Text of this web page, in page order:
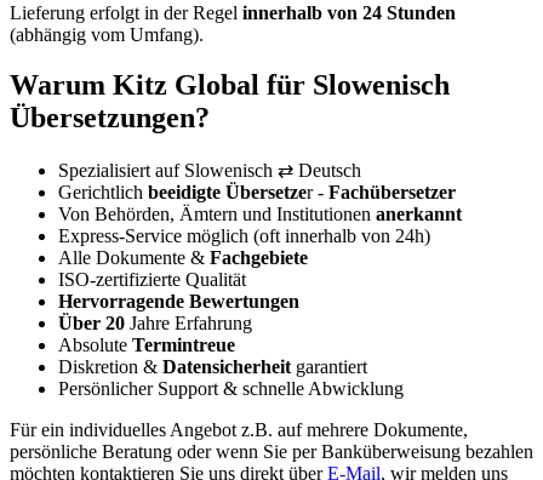
Lieferung erfolgt in der Regel innerhalb von 24 Stunden
(abhängig vom Umfang).
Warum Kitz Global für Slowenisch
Übersetzungen?
Spezialisiert auf Slowenisch ⇄ Deutsch
Gerichtlich beeidigte Übersetzer - Fachübersetzer
Von Behörden, Ämtern und Institutionen anerkannt
Express-Service möglich (oft innerhalb von 24h)
Alle Dokumente & Fachgebiete
ISO-zertifizierte Qualität
Hervorragende Bewertungen
Über 20 Jahre Erfahrung
Absolute Termintreue
Diskretion & Datensicherheit garantiert
Persönlicher Support & schnelle Abwicklung
Für ein individuelles Angebot z.B. auf mehrere Dokumente,
persönliche Beratung oder wenn Sie per Banküberweisung bezahlen
möchten kontaktieren Sie uns direkt überE-Mail, wir melden uns